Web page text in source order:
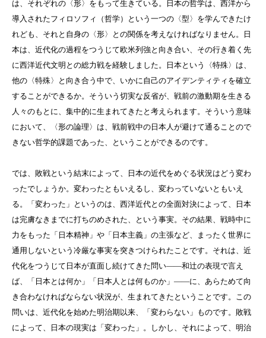
は、それぞれの〈形〉をもって生きている。日本の哲学は、西洋から
導入されたフィロソフィ（哲学）という一つの〈型〉を学んできたけ
れども、それと自身の〈形〉との関係を考えなければなりません。日
本は、近代化の過程をつうじて欧米列強と向き合い、その行き着く先
に西洋近代文明との総力戦を経験しました。日本という〈特殊〉は、
他の〈特殊〉と向き合う中で、いかに自己のアイデンティティを確立
することができるか。そういう切実な反省が、戦前の激動期を生きる
人々のもとに、集中的に生まれてきたと考えられます。そういう意味
において、〈形の論理〉は、戦前戦中の日本人が避けて通ることので
きない哲学的課題であった、ということができるのです。
では、敗戦という結末によって、日本の近代をめぐる状況はどう変わ
ったでしょうか。変わったともいえるし、変わっていないともいえ
る。「変わった」というのは、西洋近代との全面対決によって、日本
は完膚なきまでに打ちのめされた、という事実。その結果、戦時中に
力をもった「日本精神」や「日本主義」の主張など、まったく世界に
通用しないという冷厳な事実を突きつけられたことです。それは、近
代化をつうじて日本が直面し続けてきた問い――和辻の表現で言え
ば、「日本とは何か」「日本人とは何ものか」――に、あらためて向
き合わなければならない状況が、生まれてきたということです。この
問いは、近代化を始めた明治期以来、「変わらない」ものです。敗戦
によって、日本の現実は「変わった」。しかし、それによって、明治